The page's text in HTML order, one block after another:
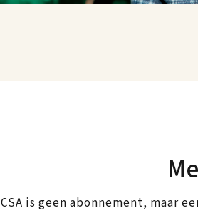
CSA is geen abonnement, maar